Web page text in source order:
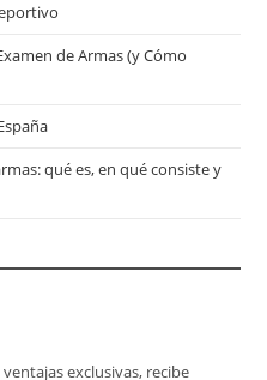
de Armas (y Cómo
qué es, en qué consiste y
exclusivas, recibe